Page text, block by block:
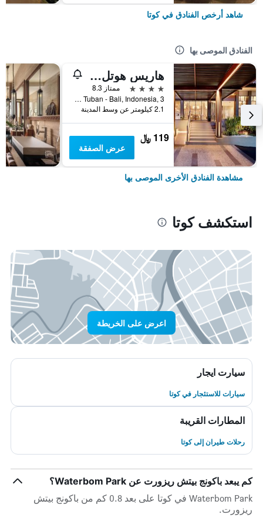
شاهد أرخص الفنادق في كوتا
الفنادق الموصى بها
هاريس هوتل كوتا توبان بالي
4 نجوم
ممتاز 8.3
Jl.Dewi Sartika Tuban - Bali, Indonesia, 3, كوتا, إندونيسيا
2.1 كيلومتر عن وسط المدينة
119 ﷼
عرض الصفقة
مشاهدة الفنادق الأخرى الموصى بها
استكشف كوتا
اعرض على الخريطة
سيارت ايجار
سيارات للاستئجار في كوتا
المطارات القريبة
رحلات طيران إلى كوتا
كم يبعد باكونج بيتش ريزورت عن Waterbom Park؟
Waterbom Park في كوتا على بعد 0.8 كم من باكونج بيتش
ريزورت.